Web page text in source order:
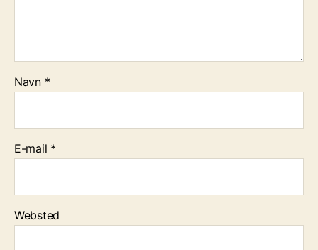
Navn *
E-mail *
Websted